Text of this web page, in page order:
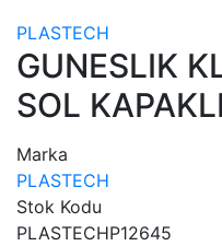
PLASTECH
GUNESLIK
SOL
Marka
PLASTECH
Stok Kodu
PLASTECHP12645